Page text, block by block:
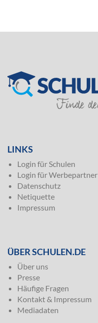
LINKS
Login für Schulen
Login für Werbepartner
Datenschutz
Netiquette
Impressum
ÜBER SCHULEN.DE
Über uns
Presse
Häufige Fragen
Kontakt & Impressum
Mediadaten